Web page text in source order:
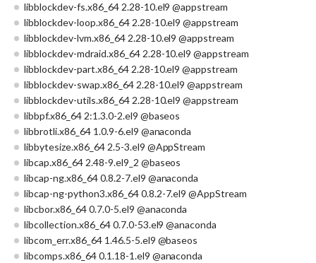
libblockdev-fs.x86_64 2.28-10.el9 @appstream
libblockdev-loop.x86_64 2.28-10.el9 @appstream
libblockdev-lvm.x86_64 2.28-10.el9 @appstream
libblockdev-mdraid.x86_64 2.28-10.el9 @appstream
libblockdev-part.x86_64 2.28-10.el9 @appstream
libblockdev-swap.x86_64 2.28-10.el9 @appstream
libblockdev-utils.x86_64 2.28-10.el9 @appstream
libbpf.x86_64 2:1.3.0-2.el9 @baseos
libbrotli.x86_64 1.0.9-6.el9 @anaconda
libbytesize.x86_64 2.5-3.el9 @AppStream
libcap.x86_64 2.48-9.el9_2 @baseos
libcap-ng.x86_64 0.8.2-7.el9 @anaconda
libcap-ng-python3.x86_64 0.8.2-7.el9 @AppStream
libcbor.x86_64 0.7.0-5.el9 @anaconda
libcollection.x86_64 0.7.0-53.el9 @anaconda
libcom_err.x86_64 1.46.5-5.el9 @baseos
libcomps.x86_64 0.1.18-1.el9 @anaconda